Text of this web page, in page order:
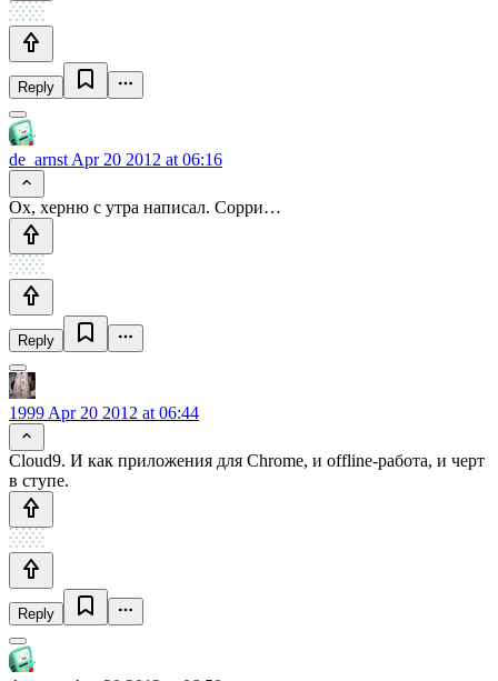
Reply
de_arnst Apr 20 2012 at 06:16
Ох, херню с утра написал. Сорри…
Reply
1999 Apr 20 2012 at 06:44
Cloud9. И как приложения для Chrome, и offline-работа, и черт
в ступе.
Reply